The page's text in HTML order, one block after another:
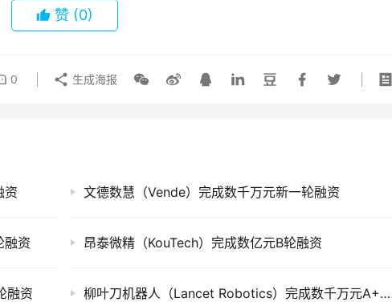
赞 (0)
0 生成海报
资 文德数慧（Vende）完成数千万元新一轮融资
融资 昂泰微精（KouTech）完成数亿元B轮融资
融资 柳叶刀机器人（Lancet Robotics）完成数千万元A+轮融资